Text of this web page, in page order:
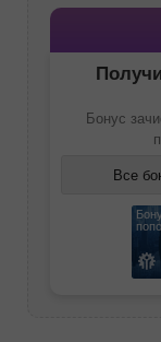
Бонус
Все